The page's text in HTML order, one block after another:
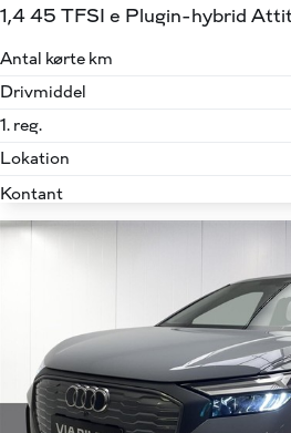
Antal kørte km
Drivmiddel
1. reg.
Lokation
Kontant